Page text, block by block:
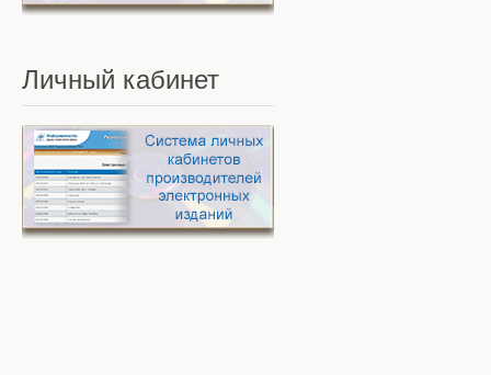
Личный кабинет